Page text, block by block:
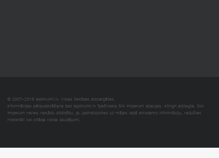
© 2007–2018 Iepirkumi.lv. Visas tiesības aizsargātas.
Informācijas pārpublicēšana bez iepirkumi.lv īpašnieka SIA Imperum atļaujas, stingri aizliegta. SIA
Imperum nenes nekādu atbildību, ja, pamatojoties uz mājas lapā atrodamo informāciju, radušies
materiāli vai citāda veida zaudējumi.